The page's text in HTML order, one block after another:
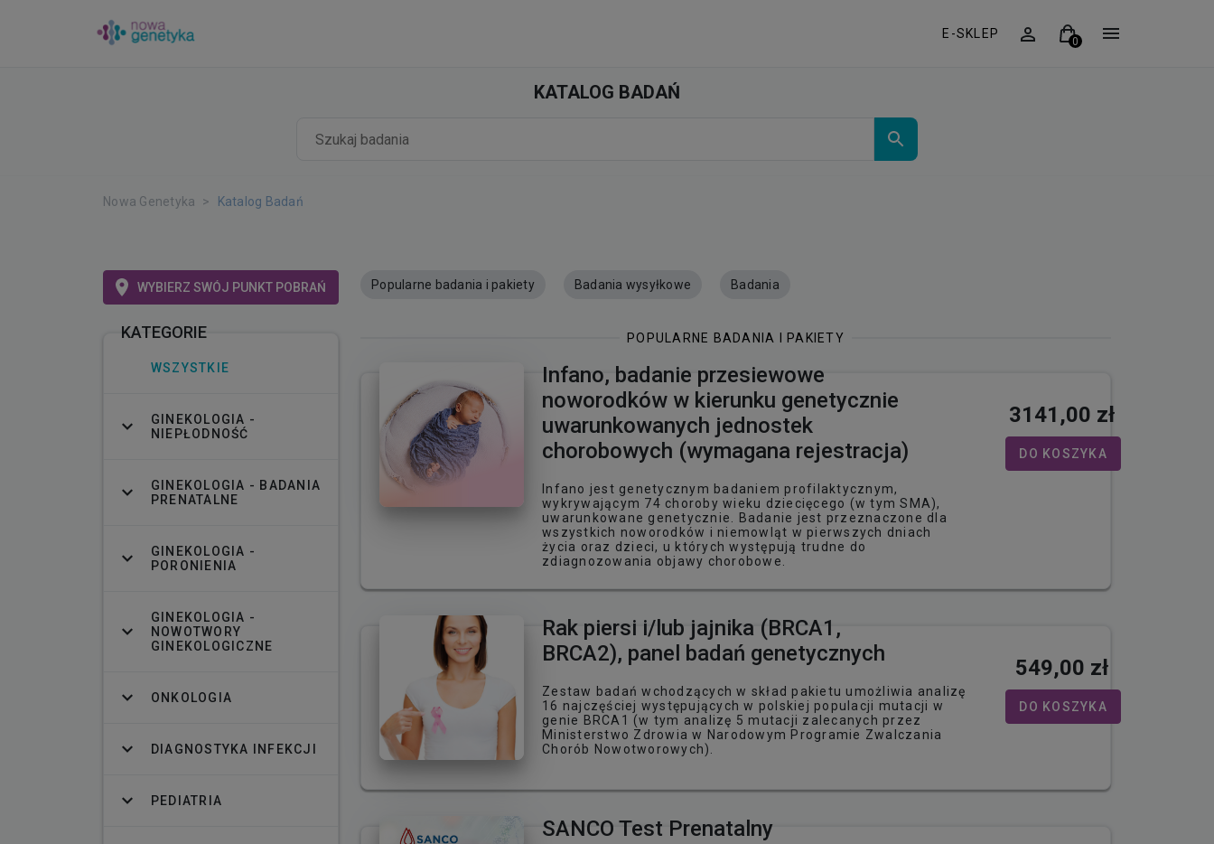
E-SKLEP
KATALOG BADAŃ
Nowa Genetyka Katalog Badań
WYBIERZ SWÓJ PUNKT POBRAŃ
KATEGORIE
WSZYSTKIE
GINEKOLOGIA -
NIEPŁODNOŚĆ
GINEKOLOGIA - BADANIA
PRENATALNE
GINEKOLOGIA -
PORONIENIA
GINEKOLOGIA -
NOWOTWORY
GINEKOLOGICZNE
ONKOLOGIA
DIAGNOSTYKA INFEKCJI
PEDIATRIA
Popularne badania i pakiety Badania wysyłkowe Badania
POPULARNE BADANIA I PAKIETY
Infano, badanie przesiewowe
noworodków w kierunku genetycznie
uwarunkowanych jednostek
chorobowych (wymagana rejestracja)
Infano jest genetycznym badaniem profilaktycznym,
wykrywającym 74 choroby wieku dziecięcego (w tym SMA),
uwarunkowane genetycznie. Badanie jest przeznaczone dla
wszystkich noworodków i niemowląt w pierwszych dniach
życia oraz dzieci, u których występują trudne do
zdiagnozowania objawy chorobowe.
3141,00 zł
DO KOSZYKA
Rak piersi i/lub jajnika (BRCA1,
BRCA2), panel badań genetycznych
Zestaw badań wchodzących w skład pakietu umożliwia analizę
16 najczęściej występujących w polskiej populacji mutacji w
genie BRCA1 (w tym analizę 5 mutacji zalecanych przez
Ministerstwo Zdrowia w Narodowym Programie Zwalczania
Chorób Nowotworowych).
549,00 zł
DO KOSZYKA
SANCO Test Prenatalny